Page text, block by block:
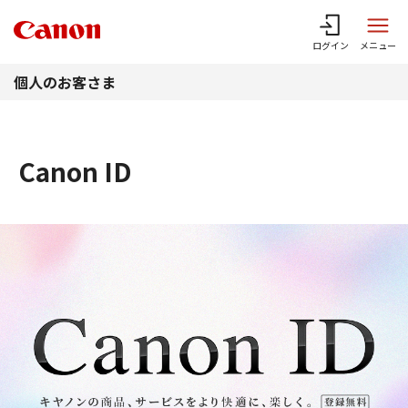
ログイン メニュー
個人のお客さま
Canon ID